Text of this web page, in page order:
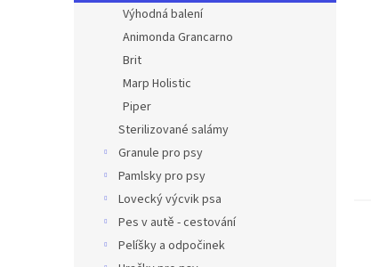
n
Výhodná balení
Animonda Grancarno
Brit
Marp Holistic
Piper
Sterilizované salámy
Granule pro psy
Pamlsky pro psy
Lovecký výcvik psa
Pes v autě - cestování
Pelíšky a odpočinek